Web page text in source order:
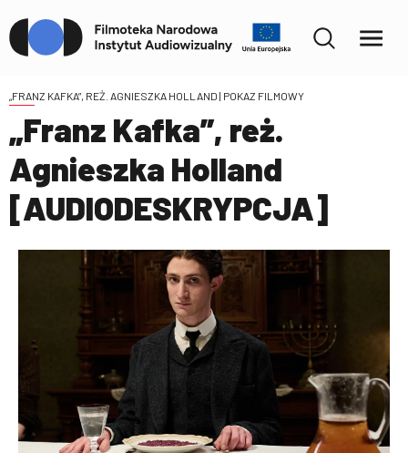
„FRANZ KAFKA”, REŻ. AGNIESZKA HOLLAND | POKAZ FILMOWY
„Franz Kafka”, reż.
Agnieszka Holland
[AUDIODESKRYPCJA]